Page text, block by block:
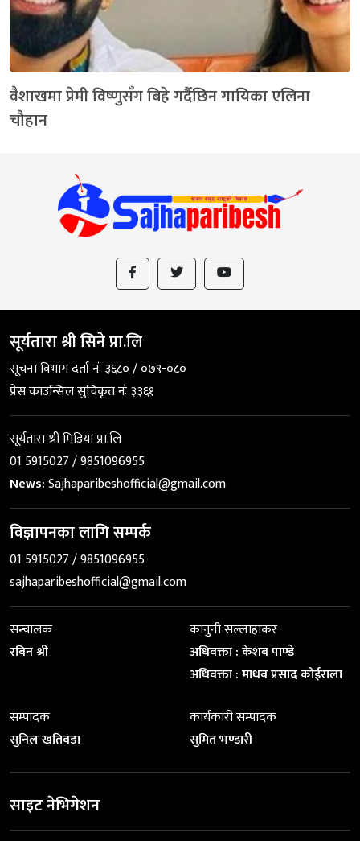
वैशाखमा प्रेमी विष्णुसँग बिहे गर्दैछिन गायिका एलिना
चौहान
सूर्यतारा श्री सिने प्रा.लि
सूचना विभाग दर्ता नंः ३६८० / ०७९-०८०
प्रेस काउन्सिल सुचिकृत नंः ३३६१
सूर्यतारा श्री मिडिया प्रा.लि
01 5915027 / 9851096955
News:Sajhaparibeshofficial@gmail.com
विज्ञापनका लागि सम्पर्क
01 5915027 / 9851096955
sajhaparibeshofficial@gmail.com
सन्चालक
रबिन श्री
कानुनी सल्लाहाकर
अधिवक्ता : केशब पाण्डे
अधिवक्ता : माधब प्रसाद कोईराला
सम्पादक
सुनिल खतिवडा
कार्यकारी सम्पादक
सुमित भण्डारी
साइट नेभिगेशन